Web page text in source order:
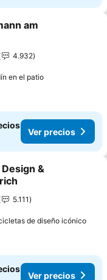
favoritos
am
4.932
en el patioVer precios
Ver precios
favoritos
&
5.111
de diseño icónicoVer
Ver precios